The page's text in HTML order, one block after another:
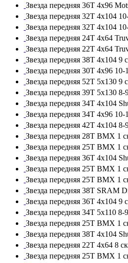
Звезда передняя 36T 4x96
Звезда передняя 32T 4x104
Звезда передняя 32T 4x104
Звезда передняя 24T 4x64
Звезда передняя 22T 4x64
Звезда передняя 38T 4x104
Звезда передняя 30T 4x96
Звезда передняя 52T 5x130
Звезда передняя 39T 5x130
Звезда передняя 34T 4x104
Звезда передняя 34T 4x96
Звезда передняя 42T 4x104
Звезда передняя 28T BMX 1
Звезда передняя 25T BMX 1
Звезда передняя 36T 4x104
Звезда передняя 25T BMX 1
Звезда передняя 25T BMX 1
Звезда передняя 38T SRAM
Звезда передняя 36T 4x104
Звезда передняя 34T 5x110
Звезда передняя 25T BMX 1
Звезда передняя 38T 4x104
Звезда передняя 22T 4x64 8
Звезда передняя 25T BMX 1